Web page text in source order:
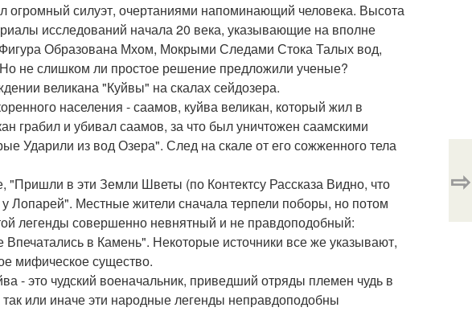
огромный силуэт, очертаниями напоминающий человека. Высота
исследований начала 20 века, указывающие на вполне
Образована Мхом, Мокрыми Следами Стока Талых вод,
не слишком ли простое решение предложили ученые?
великана "Куйвы" на скалах сейдозера.
населения - саамов, куйва великан, который жил в
грабил и убивал саамов, за что был уничтожен саамскими
Ударили из вод Озера". След на скале от его сожженного тела
в эти Земли Шветы (по Контектсу Рассказа Видно, что
Местные жители сначала терпели поборы, но потом
легенды совершенно невнятный и не правдоподобный:
в Камень". Некоторые источники все же указывают,
мифическое существо.
- это чудский военачальник, приведший отряды племен чудь в
или иначе эти народные легенды неправдоподобны
⇨